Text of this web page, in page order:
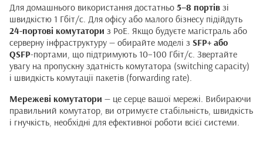
Для домашнього використання достатньо 5–8 портів зі
швидкістю 1 Гбіт/с. Для офісу або малого бізнесу підійдуть
24-портові комутатори з PoE. Якщо будуєте магістраль або
серверну інфраструктуру — обирайте моделі з SFP+ або
QSFP-портами, що підтримують 10–100 Гбіт/с. Звертайте
увагу на пропускну здатність комутатора (switching capacity)
і швидкість комутації пакетів (forwarding rate).
Мережеві комутатори — це серце вашої мережі. Вибираючи
правильний комутатор, ви отримуєте стабільність, швидкість
і гнучкість, необхідні для ефективної роботи всієї системи.